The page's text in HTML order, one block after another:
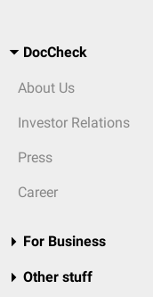
DocCheck
About Us
Investor Relations
Press
Career
For Business
Other stuff